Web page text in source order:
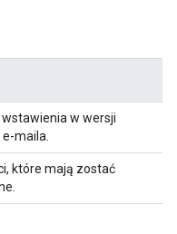
wstawienia w wersji
maila.
które mają zostać